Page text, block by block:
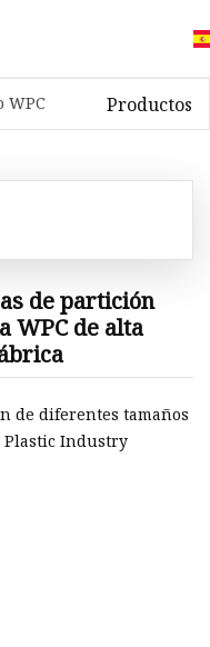
WPC Productos
de partición
WPC de alta
de diferentes tamaños
Plastic Industry